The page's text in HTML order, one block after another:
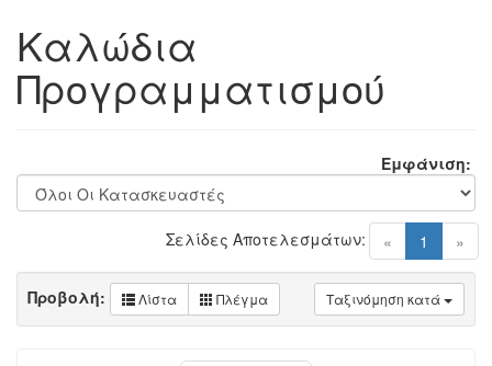
Καλώδια
Προγραμματισμού
Εμφάνιση:
« 1 (current)
»
Σελίδες Αποτελεσμάτων:
Ταξινόμηση κατά
Προβολή: Λίστα Πλέγμα